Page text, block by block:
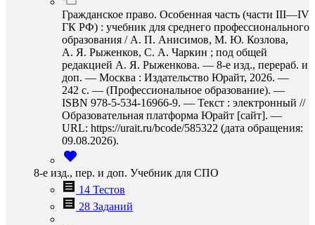
Гражданское право. Особенная часть (части III—IV
ГК РФ) : учебник для среднего профессионального
образования / А. П. Анисимов, М. Ю. Козлова,
А. Я. Рыженков, С. А. Чаркин ; под общей
редакцией А. Я. Рыженкова. — 8-е изд., перераб. и
доп. — Москва : Издательство Юрайт, 2026. —
242 с. — (Профессиональное образование). —
ISBN 978-5-534-16966-9. — Текст : электронный //
Образовательная платформа Юрайт [сайт]. —
URL: https://urait.ru/bcode/585322 (дата обращения:
09.08.2026).
8-е изд., пер. и доп. Учебник для СПО
14 Тестов
28 Заданий